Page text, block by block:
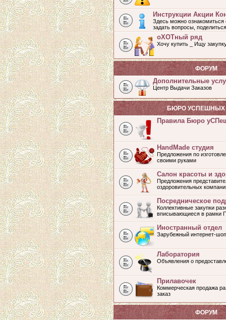
Инструкции Акции
Здесь можно
задать вопросы,
оХОТный ряд
Хочу купить _ Ищу
ФОРУМ
Дополнительные
Центр Выдачи Заказов
БЮРО УСПЕШНЫХ
Правила Бюро
HandMade студия
Предложения по
своими руками
Салон красоты и
Предложения
оздоровительных
Посредническое
Коллективные закупки
вписывающиеся в рамки
Иностранный отдел
Зарубежный интернет-
Лаборатория
Объявления о
Прилавочек
Коммерческая продажа
заказ
ФОРУМ